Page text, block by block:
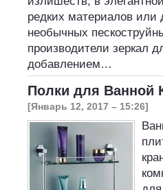
редких материалов или
необычных
производители зеркал
добавлением…
Полки для Ванной
[Январь 12, 2017 – 15:26]